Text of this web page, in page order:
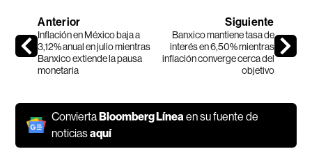
Anterior
Inflación en México baja a
3,12% anual en julio mientras
Banxico extiende la pausa
monetaria
Siguiente
Banxico mantiene tasa de
interés en 6,50% mientras
inflación converge cerca del
objetivo
ConviertaBloomberg Línea en su fuente de
noticiasaquí